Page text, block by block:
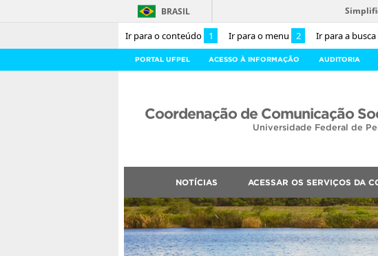
Ir para o conteúdo 1 Ir para o menu 2 Ir para a busca
BRASIL
PORTAL UFPEL ACESSO À INFORMAÇÃO AUDITORIA
Coordenação de Comunicação
Universidade Federal de
NOTÍCIAS ACESSAR OS SERVIÇOS DA